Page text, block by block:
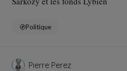
Politique
Pierre Perez